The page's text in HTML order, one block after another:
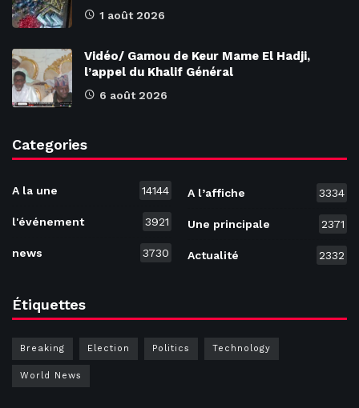
1 août 2026
Vidéo/ Gamou de Keur Mame El Hadji,
l’appel du Khalif Général
6 août 2026
Categories
A la une 14144
l'événement 3921
news 3730
A l’affiche 3334
Une principale 2371
Actualité 2332
Étiquettes
Breaking Election Politics Technology
World News